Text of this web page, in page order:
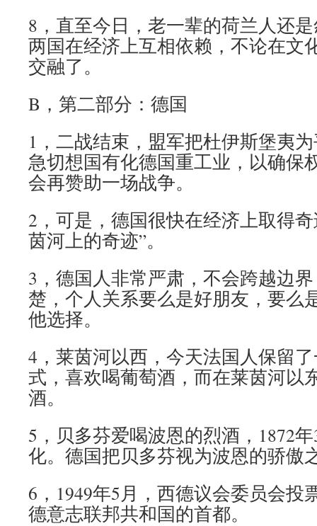
8，直至今日，老一辈的荷兰人还
两国在经济上互相依赖，不论在文
交融了。
B，第二部分：德国
1，二战结束，盟军把杜伊斯堡夷
急切想国有化德国重工业，以确保
会再赞助一场战争。
2，可是，德国很快在经济上取得
茵河上的奇迹”。
3，德国人非常严肃，不会跨越边
楚，个人关系要么是好朋友，要么
他选择。
4，莱茵河以西，今天法国人保留
式，喜欢喝葡萄酒，而在莱茵河以
酒。
5，贝多芬爱喝波恩的烈酒，1872
化。德国把贝多芬视为波恩的骄傲
6，1949年5月，西德议会委员会投
德意志联邦共和国的首都。